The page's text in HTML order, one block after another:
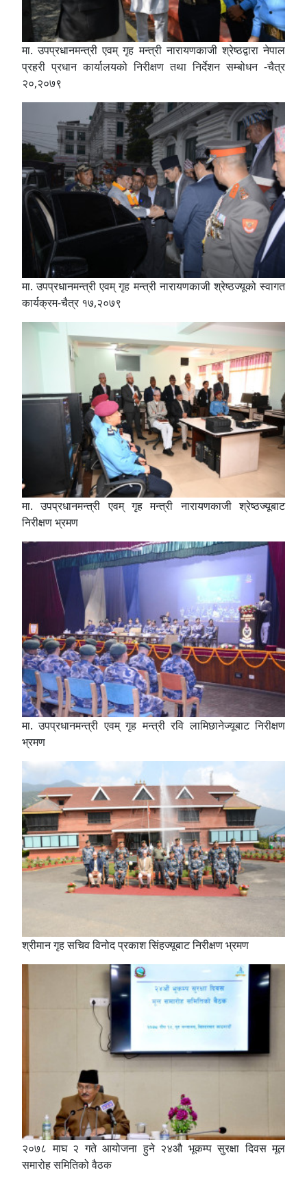
मा. उपप्रधानमन्त्री एवम् गृह मन्त्री नारायणकाजी श्रेष्ठद्वारा नेपाल
प्रहरी प्रधान कार्यालयको निरीक्षण तथा निर्देशन सम्बोधन -चैत्र
२०,२०७९
मा. उपप्रधानमन्त्री एवम् गृह मन्त्री नारायणकाजी श्रेष्ठज्यूको स्वागत
कार्यक्रम-चैत्र १७,२०७९
मा. उपप्रधानमन्त्री एवम् गृह मन्त्री नारायणकाजी श्रेष्ठज्यूबाट
निरीक्षण भ्रमण
मा. उपप्रधानमन्त्री एवम् गृह मन्त्री रवि लामिछानेज्यूबाट निरीक्षण
भ्रमण
श्रीमान गृह सचिव विनोद प्रकाश सिंहज्यूबाट निरीक्षण भ्रमण
२०७८ माघ २ गते आयोजना हुने २४औ भूकम्प सुरक्षा दिवस मूल
समारोह समितिको वैठक